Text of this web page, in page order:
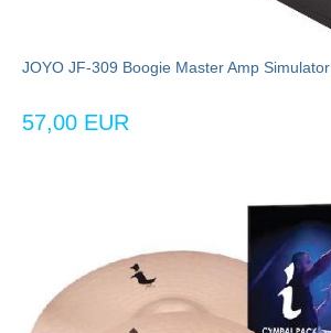
JOYO JF-309 Boogie Master Amp Simulator
57,00 EUR